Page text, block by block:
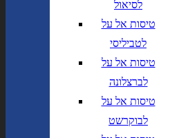
לסיאול
טיסות אל על
לטביליסי
טיסות אל על
לברצלונה
טיסות אל על
לבוקרשט
לוודא בחירת יעד לפני בחירת
תאריך,
DD/MM/YY
ספרות קו נטוי חודש בשתי ספרות
קו נטוי שנה בשתי ספרות
נחיתה ב